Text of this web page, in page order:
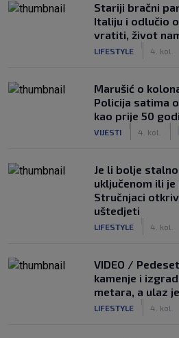
Stariji bračni
Italiju i odlučio
vratiti, život
LIFESTYLE 4. kol.
Marušić o
Policija satima
kao prije 50
VIJESTI 4. kol.
Je li bolje
uključenom ili
Stručnjaci
uštedjeti
LIFESTYLE 4. kol.
VIDEO /
kamenje i
metara, a ulaz
LIFESTYLE 4. kol.